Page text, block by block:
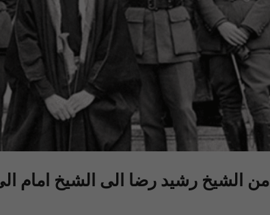
من الشيخ رشيد رضا الى الشيخ امام